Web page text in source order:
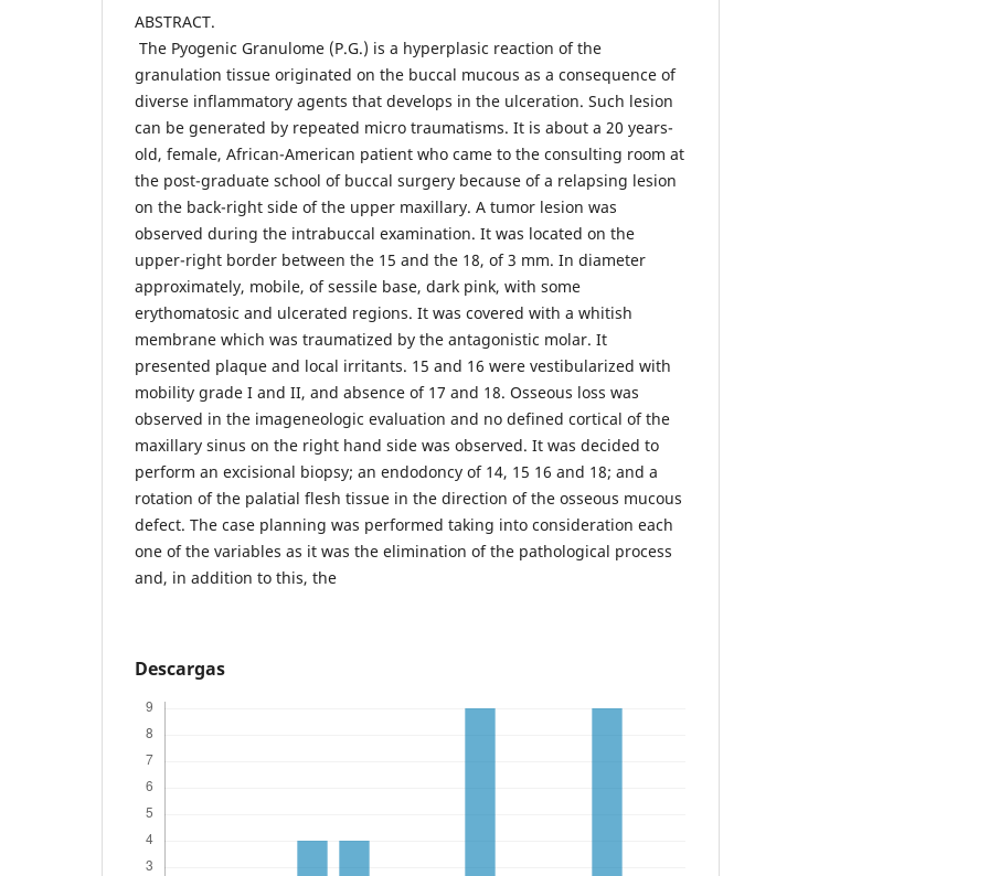
ABSTRACT.
The Pyogenic Granulome (P.G.) is a hyperplasic reaction of the
granulation tissue originated on the buccal mucous as a consequence of
diverse inflammatory agents that develops in the ulceration. Such lesion
can be generated by repeated micro traumatisms. It is about a 20 years-
old, female, African-American patient who came to the consulting room at
the post-graduate school of buccal surgery because of a relapsing lesion
on the back-right side of the upper maxillary. A tumor lesion was
observed during the intrabuccal examination. It was located on the
upper-right border between the 15 and the 18, of 3 mm. In diameter
approximately, mobile, of sessile base, dark pink, with some
erythomatosic and ulcerated regions. It was covered with a whitish
membrane which was traumatized by the antagonistic molar. It
presented plaque and local irritants. 15 and 16 were vestibularized with
mobility grade I and II, and absence of 17 and 18. Osseous loss was
observed in the imageneologic evaluation and no defined cortical of the
maxillary sinus on the right hand side was observed. It was decided to
perform an excisional biopsy; an endodoncy of 14, 15 16 and 18; and a
rotation of the palatial flesh tissue in the direction of the osseous mucous
defect. The case planning was performed taking into consideration each
one of the variables as it was the elimination of the pathological process
and, in addition to this, the
Descargas